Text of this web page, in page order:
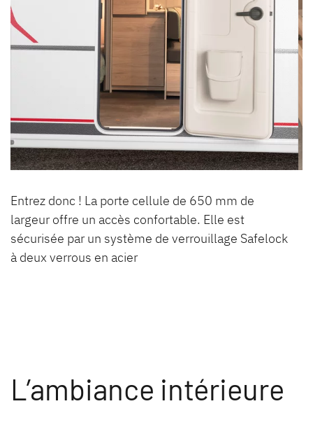
Entrez donc ! La porte cellule de 650 mm de
largeur offre un accès confortable. Elle est
sécurisée par un système de verrouillage Safelock
à deux verrous en acier
L’ambiance intérieure